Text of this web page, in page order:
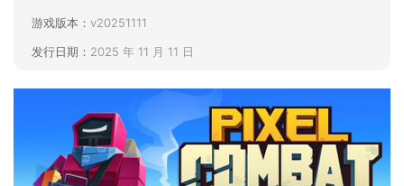
游戏版本： v20251111
发行日期： 2025 年 11 月 11 日